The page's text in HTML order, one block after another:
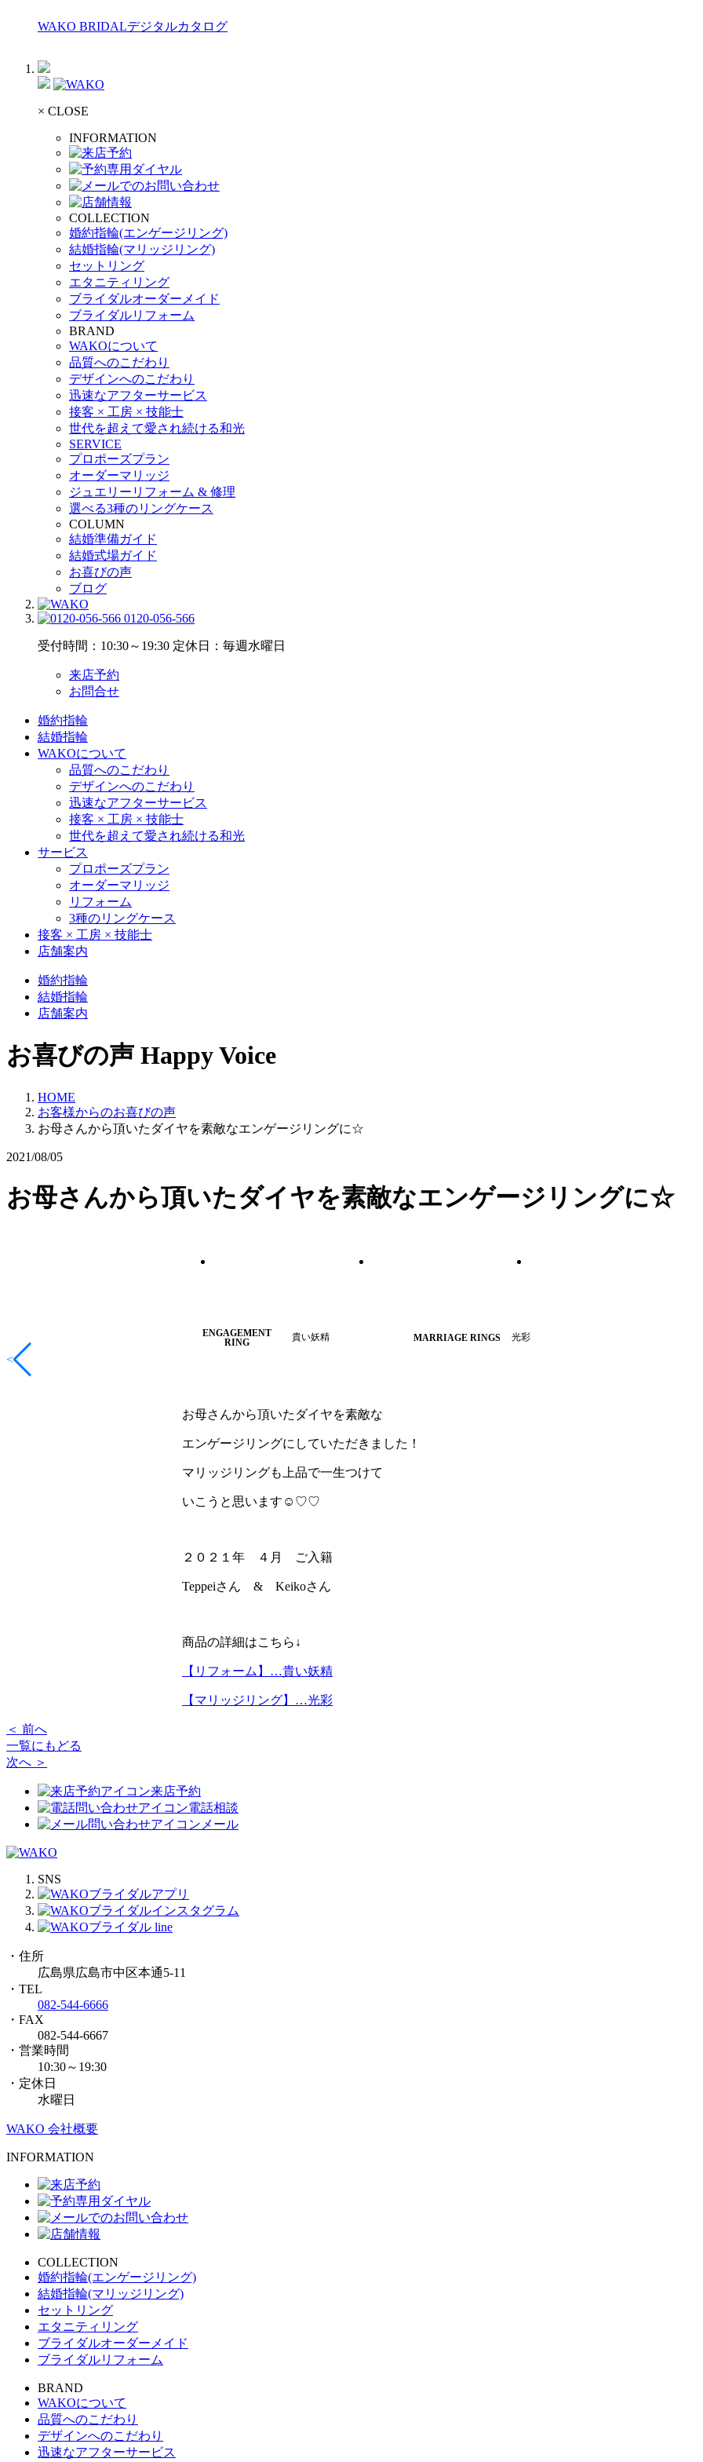
WAKO BRIDALデジタルカタログ
<
× CLOSE
INFORMATION
COLLECTION
婚約指輪(エンゲージリング)
結婚指輪(マリッジリング)
セットリング
エタニティリング
ブライダルオーダーメイド
ブライダルリフォーム
BRAND
WAKOについて
品質へのこだわり
デザインへのこだわり
迅速なアフターサービス
接客 × 工房 × 技能士
世代を超えて愛され続ける和光
SERVICE
プロポーズプラン
オーダーマリッジ
ジュエリーリフォーム & 修理
選べる3種のリングケース
COLUMN
結婚準備ガイド
結婚式場ガイド
お喜びの声
ブログ
0120-056-566
受付時間：10:30～19:30 定休日：毎週水曜日
来店予約
お問合せ
婚約指輪
結婚指輪
WAKOについて
品質へのこだわり
デザインへのこだわり
迅速なアフターサービス
接客 × 工房 × 技能士
世代を超えて愛され続ける和光
サービス
プロポーズプラン
オーダーマリッジ
リフォーム
3種のリングケース
接客 × 工房 × 技能士
店舗案内
婚約指輪
結婚指輪
店舗案内
お喜びの声 Happy Voice
HOME
お客様からのお喜びの声
お母さんから頂いたダイヤを素敵なエンゲージリングに☆
2021/08/05
お母さんから頂いたダイヤを素敵なエンゲージリングに☆
ENGAGEMENT
RING
貴い妖精 MARRIAGE RINGS 光彩
お母さんから頂いたダイヤを素敵な
エンゲージリングにしていただきました！
マリッジリングも上品で一生つけて
いこうと思います☺♡♡
２０２１年 ４月 ご入籍
Teppeiさん & Keikoさん
商品の詳細はこちら↓
【リフォーム】…貴い妖精
【マリッジリング】…光彩
＜ 前へ
一覧にもどる
次へ ＞
来店予約
電話相談
メール
SNS
・住所
広島県広島市中区本通5-11
・TEL
082-544-6666
・FAX
082-544-6667
・営業時間
10:30～19:30
・定休日
水曜日
WAKO 会社概要
INFORMATION
COLLECTION
婚約指輪(エンゲージリング)
結婚指輪(マリッジリング)
セットリング
エタニティリング
ブライダルオーダーメイド
ブライダルリフォーム
BRAND
WAKOについて
品質へのこだわり
デザインへのこだわり
迅速なアフターサービス